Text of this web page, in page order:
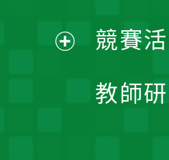
競賽
教師
開